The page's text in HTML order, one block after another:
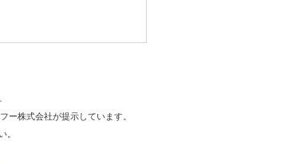
ー株式会社が提示しています。